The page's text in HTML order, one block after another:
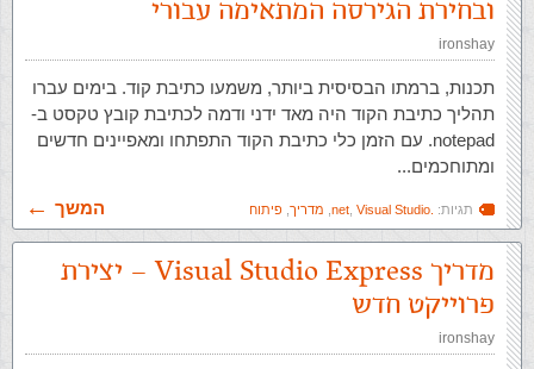
ובחירת הגירסה המתאימה עבורי
ironshay
תכנות, ברמתו הבסיסית ביותר, משמעו כתיבת קוד. בימים עברו
תהליך כתיבת הקוד היה מאד ידני ודמה לכתיבת קובץ טקסט ב-
notepad. עם הזמן כלי כתיבת הקוד התפתחו ומאפיינים חדשים
ומתוחכמים...
תגיות: Visual Studio מדריך פיתוח המשך
מדריך Visual Studio Express – יצירת
פרוייקט חדש
ironshay